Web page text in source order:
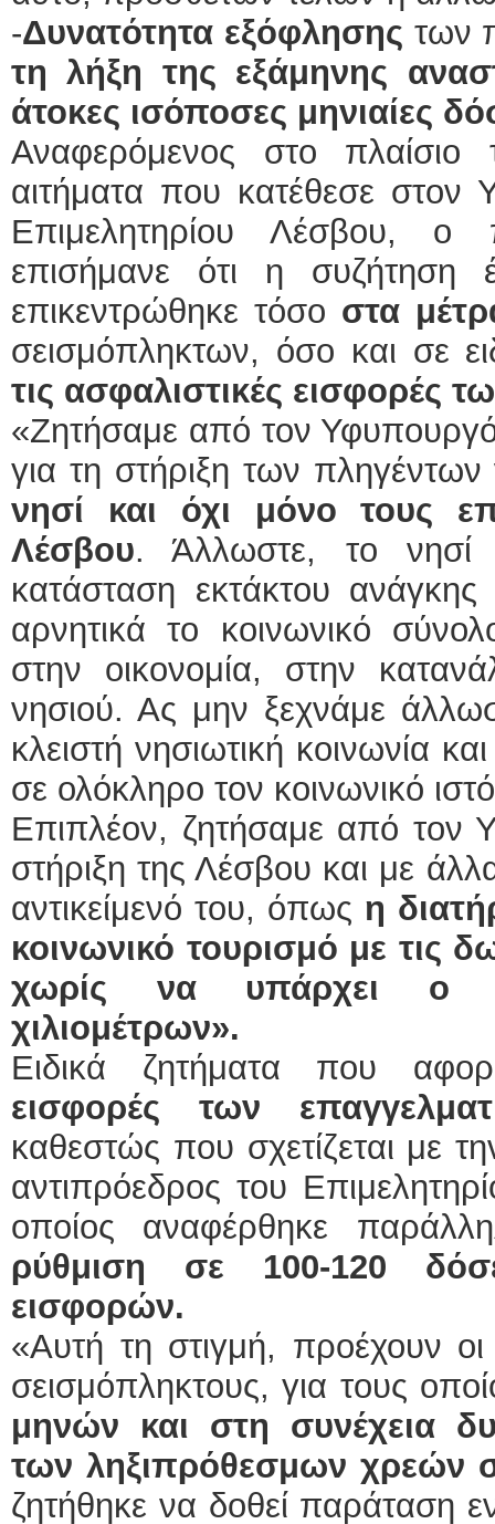
-Δυνατότητα εξόφλησης των
τη λήξη της εξάμηνης
άτοκες ισόποσες μηνιαίες
Αναφερόμενος στο
αιτήματα που κατέθεσε στον
Επιμελητηρίου Λέσβου, ο
επισήμανε ότι η συζήτηση
επικεντρώθηκε τόσο στα
σεισμόπληκτων, όσο και σε
τις ασφαλιστικές εισφορές
«Ζητήσαμε από τον
για τη στήριξη των
νησί και όχι μόνο τους
Λέσβου. Άλλωστε, το νησί
κατάσταση εκτάκτου
αρνητικά το κοινωνικό
στην οικονομία, στην
νησιού. Ας μην ξεχνάμε
κλειστή νησιωτική κοινωνία
σε ολόκληρο τον κοινωνικό
Επιπλέον, ζητήσαμε από τον
στήριξη της Λέσβου και με
αντικείμενό του, όπως η
κοινωνικό τουρισμό με τις
χωρίς να υπάρχει ο
χιλιομέτρων».
Ειδικά ζητήματα που
εισφορές των
καθεστώς που σχετίζεται με
αντιπρόεδρος του
οποίος αναφέρθηκε
ρύθμιση σε 100-120
εισφορών.
«Αυτή τη στιγμή, προέχουν οι
σεισμόπληκτους, για τους
μηνών και στη συνέχεια
των ληξιπρόθεσμων χρεών
ζητήθηκε να δοθεί παράταση